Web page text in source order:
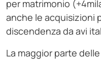
per matrimonio
anche le acquisizioni
discendenza da avi
La maggior parte